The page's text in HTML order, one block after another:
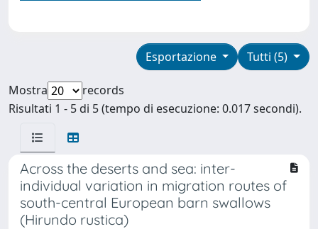
Tutti (5)
Esportazione
Mostra
records
Risultati 1 - 5 di 5 (tempo di esecuzione: 0.017 secondi).
Across the deserts and sea: inter-
individual variation in migration routes of
south-central European barn swallows
(Hirundo rustica)